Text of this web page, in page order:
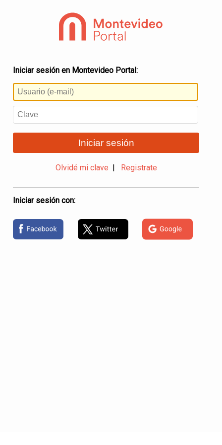
Iniciar sesión en Montevideo Portal:
Iniciar sesión
Olvidé mi clave Registrate
Iniciar sesión con: